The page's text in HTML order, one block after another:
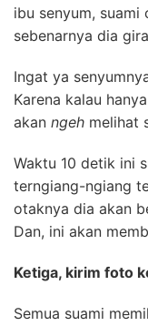
ibu senyum,
sebenarnya dia
Ingat ya
Karena kalau
akan ngeh melihat
Waktu 10 detik ini
terngiang-ngiang
otaknya dia akan
Dan, ini akan
Ketiga, kirim foto
Semua suami